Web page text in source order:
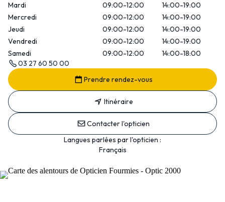
Mardi
09:00-12:00
14:00-19:00
Mercredi
09:00-12:00
14:00-19:00
Jeudi
09:00-12:00
14:00-19:00
Vendredi
09:00-12:00
14:00-19:00
Samedi
09:00-12:00
14:00-18:00
03 27 60 50 00
Prendre rendez-vous
Itinéraire
Contacter l'opticien
Langues parlées par l'opticien :
Français